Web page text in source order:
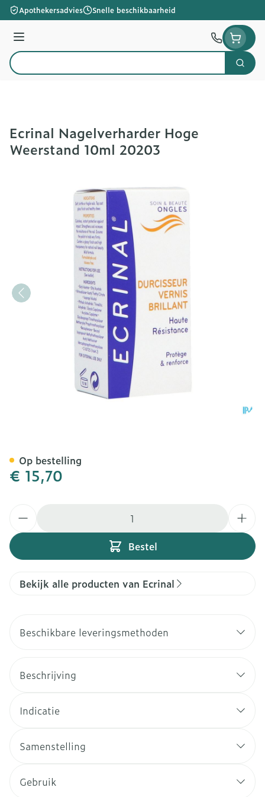
Ga naar de inhoud
Apothekersadvies Snelle beschikbaarheid
Menu
Product, merk, categorie...
Zoek
Ecrinal Nagelverharder Hoge
Weerstand 10ml 20203
€ 15,70
Bestel
Op bestelling
Bekijk alle producten van Ecrinal
Beschikbare leveringsmethoden
Beschrijving
Indicatie
Samenstelling
Gebruik